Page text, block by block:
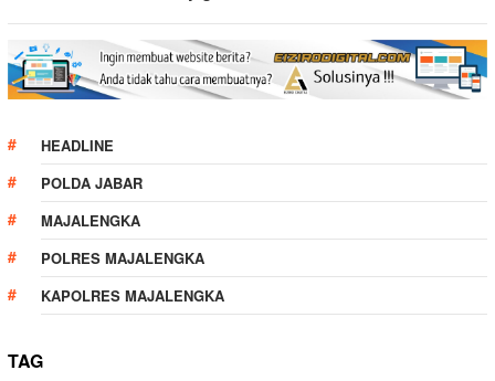
HEADLINE
POLDA JABAR
MAJALENGKA
POLRES MAJALENGKA
KAPOLRES MAJALENGKA
TAG